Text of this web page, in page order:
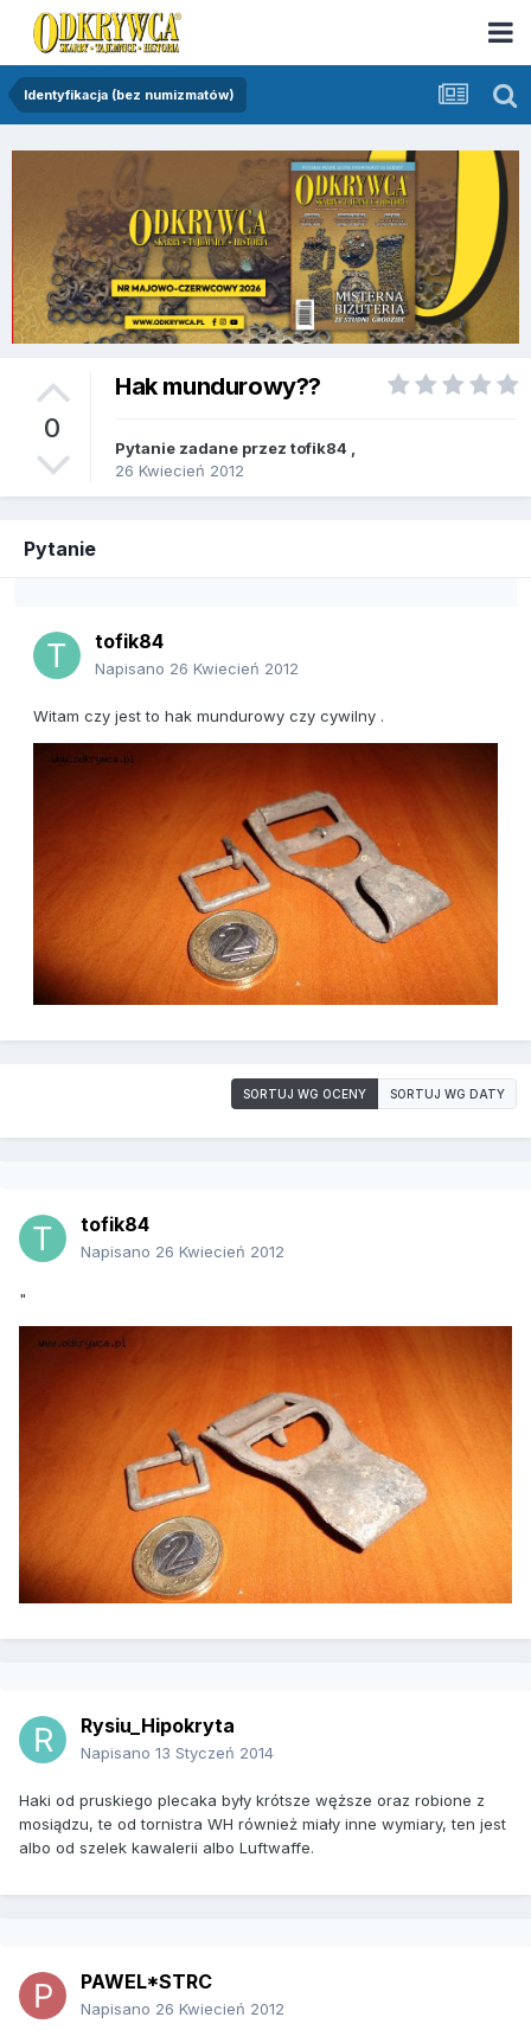
Identyfikacja (bez numizmatów)
0
Hak mundurowy??
Pytanie zadane przez tofik84
26 Kwiecień 2012
Pytanie
tofik84
Napisano 26 Kwiecień 2012
Witam czy jest to hak mundurowy czy cywilny .
SORTUJ WG OCENY SORTUJ WG DATY
tofik84
Napisano 26 Kwiecień 2012
"
Rysiu_Hipokryta
Napisano 13 Styczeń 2014
Haki od pruskiego plecaka były krótsze węższe oraz robione z
mosiądzu, te od tornistra WH również miały inne wymiary, ten jest
albo od szelek kawalerii albo Luftwaffe.
PAWEL*STRC
Napisano 26 Kwiecień 2012